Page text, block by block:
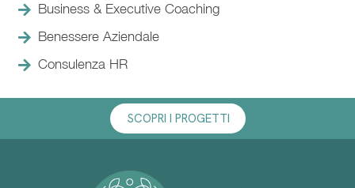
Business & Executive Coaching
Benessere Aziendale
Consulenza HR
SCOPRI I PROGETTI